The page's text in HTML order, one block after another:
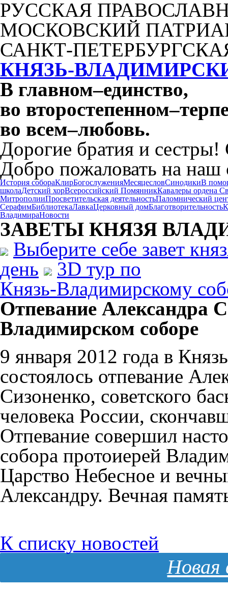
РУССКАЯ
МОСКОВСКИЙ
САНКТ-
КНЯЗЬ-
В главном–единство,
во второстепенном–
во всем–любовь.
Дорогие братия и
Добро пожаловать на наш
История собораКлирБогослуженияМесяцесловСинодикиВ
школаДетский хорВсероссийский ПомянникКавалеры ордена
МитрополииПросветительская деятельностьПаломнический
СерафимБиблиотекаЛавкаЦерковный домБлаготворительность
ВладимираНовости
ЗАВЕТЫ КНЯЗЯ
Выберите себе завет
день
3D тур по
Князь-Владимирскому
Отпевание Александра
Владимирском соборе
9 января 2012 года в
состоялось отпевание
Сизоненко, советского
человека России,
Отпевание совершил
собора протоиерей
Царство Небесное и
Александру. Вечная
К списку новостей
Новая